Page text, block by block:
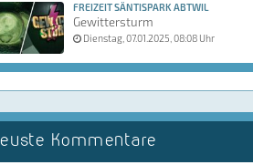
FREIZEIT SÄNTISPARK ABTWIL
Gewittersturm
Dienstag, 07.01.2025, 08:08 Uhr
Kommentare